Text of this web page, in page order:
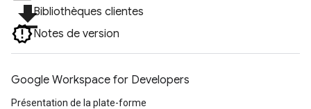
file_downloadBibliothèques clientes
Notes de version
Google Workspace for Developers
Présentation de la plate-forme